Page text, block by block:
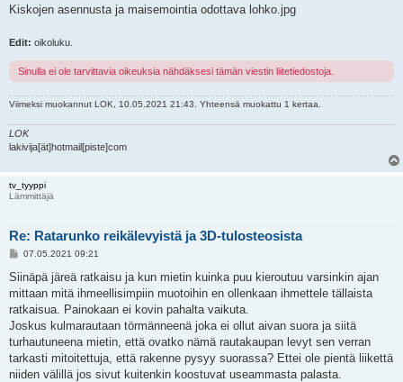
Kiskojen asennusta ja maisemointia odottava lohko.jpg
Edit: oikoluku.
Sinulla ei ole tarvittavia oikeuksia nähdäksesi tämän viestin liitetiedostoja.
Viimeksi muokannut LOK , 10.05.2021 21:43. Yhteensä muokattu 1 kertaa.
LOK
lakivija[ät]hotmail[piste]com
tv_tyyppi
Lämmittäjä
Re: Ratarunko reikälevyistä ja 3D-tulosteosista
V
e
t
i
07.05.2021 09:21
Siinäpä järeä ratkaisu ja kun mietin kuinka puu kieroutuu varsinkin ajan
mittaan mitä ihmeellisimpiin muotoihin en ollenkaan ihmettele tällaista
ratkaisua. Painokaan ei kovin pahalta vaikuta.
Joskus kulmarautaan törmänneenä joka ei ollut aivan suora ja siitä
turhautuneena mietin, että ovatko nämä rautakaupan levyt sen verran
tarkasti mitoitettuja, että rakenne pysyy suorassa? Ettei ole pientä liikettä
niiden välillä jos sivut kuitenkin koostuvat useammasta palasta.